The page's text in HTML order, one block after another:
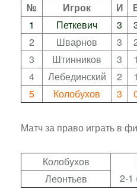
№ Игрок И
1
Петкевич 3
2
Шварнов 3
3
Штинников 3 1
4
Лебединский 2 1
5
Колобухов 3
Матч за право играть в
Колобухов
2-1
Леонтьев